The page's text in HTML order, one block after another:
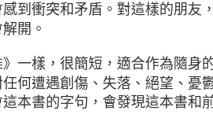
到衝突和矛盾。對這樣的朋友
開。
一樣，很簡短，適合作為隨身
何遭遇創傷、失落、絕望、憂
本書的字句，會發現這本書和